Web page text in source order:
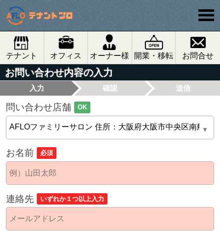
テナント オフィス オーナー様 開業・移転 お問合せ
お問い合わせ内容の入力
入力 確認 送信
問い合わせ店舗 OK
お名前 必須
連絡先 いずれか１つ以上入力